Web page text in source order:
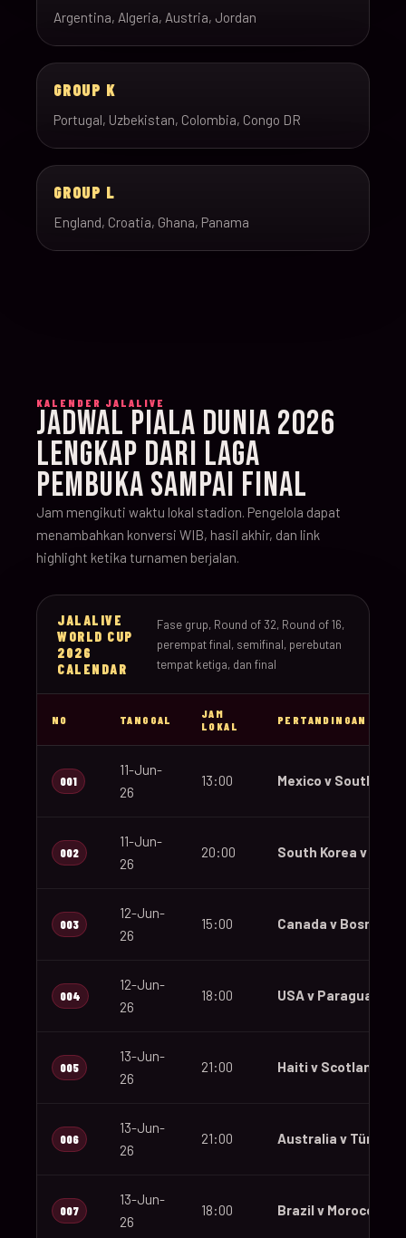
Argentina, Algeria, Austria, Jordan
GROUP K
Portugal, Uzbekistan, Colombia, Congo DR
GROUP L
England, Croatia, Ghana, Panama
KALENDER JALALIVE
JADWAL PIALA DUNIA 2026
LENGKAP DARI LAGA
PEMBUKA SAMPAI FINAL
Jam mengikuti waktu lokal stadion. Pengelola dapat
menambahkan konversi WIB, hasil akhir, dan link
highlight ketika turnamen berjalan.
JALALIVE
WORLD CUP
2026
CALENDAR
Fase grup, Round of 32, Round of 16,
perempat final, semifinal, perebutan
tempat ketiga, dan final
NO TANGGAL
JAM
LOKAL
PERTANDINGAN
001
11-Jun-
26
13:00 Mexico v South
002
11-Jun-
26
20:00 South Korea v
003
12-Jun-
26
15:00 Canada v Bosnia
004
12-Jun-
26
18:00 USA v Paraguay
005
13-Jun-
26
21:00 Haiti v Scotland
006
13-Jun-
26
21:00 Australia v Türkiye
007
13-Jun-
26
18:00 Brazil v Morocco